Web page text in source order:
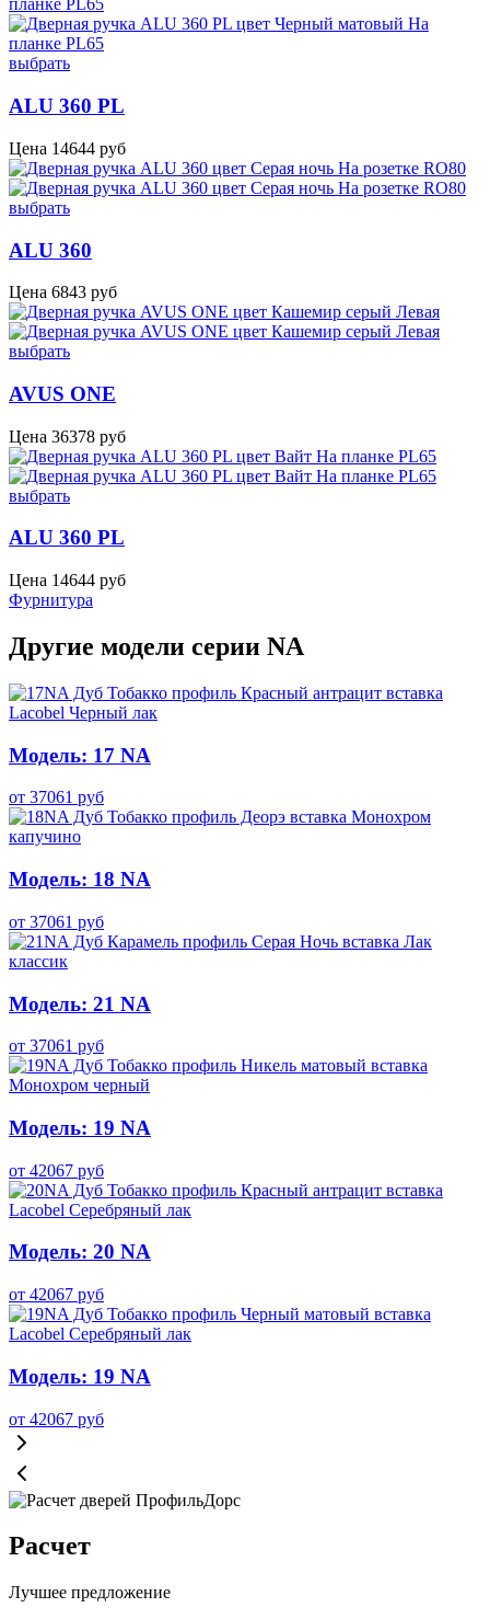
выбрать
ALU 360 PL
Цена 14644 руб
выбрать
ALU 360
Цена 6843 руб
выбрать
AVUS ONE
Цена 36378 руб
выбрать
ALU 360 PL
Цена 14644 руб
Фурнитура
Другие модели серии NA
Модель: 17 NA
от 37061 руб
Модель: 18 NA
от 37061 руб
Модель: 21 NA
от 37061 руб
Модель: 19 NA
от 42067 руб
Модель: 20 NA
от 42067 руб
Модель: 19 NA
от 42067 руб
Расчет
Лучшее предложение